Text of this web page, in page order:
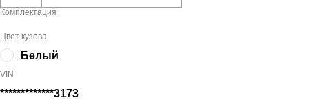
Комплектация
Цвет кузова
Белый
VIN
*************3173